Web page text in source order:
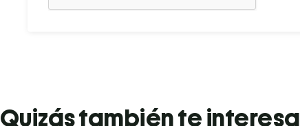
Quizás también te interesa